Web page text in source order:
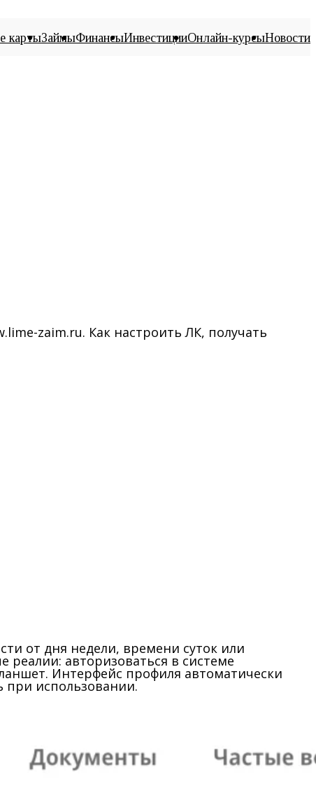
картыЗаймыФинансыИнвестицииОнлайн-курсыНовости
zaim.ru. Как настроить ЛК, получать
от дня недели, времени суток или
авторизоваться в системе
Интерфейс профиля автоматически
при использовании.